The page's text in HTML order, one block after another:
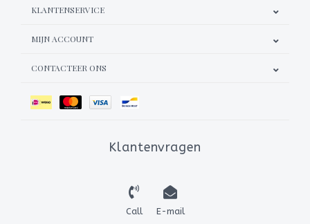
KLANTENSERVICE
MIJN ACCOUNT
CONTACTEER ONS
Klantenvragen
Call E-mail